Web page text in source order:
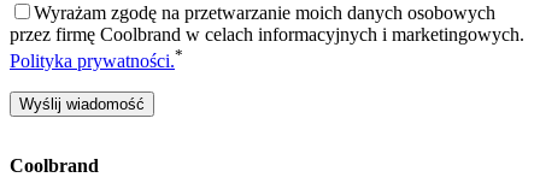
Wyrażam zgodę na przetwarzanie moich danych osobowych
przez firmę Coolbrand w celach informacyjnych i marketingowych.
Polityka prywatności.*
Coolbrand